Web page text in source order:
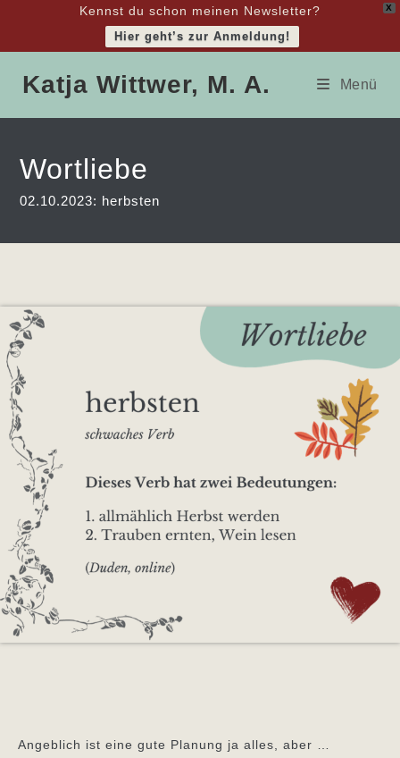
X
Kennst du schon meinen Newsletter?
Hier geht’s zur Anmeldung!
InhaltKatja Wittwer, M. A. Menü
Wortliebe
02.10.2023: herbsten
Angeblich ist eine gute Planung ja alles, aber …